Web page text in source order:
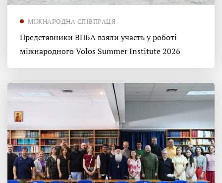
МІЖНАРОДНА СПІВПРАЦЯ
Представники ВПБА взяли участь у роботі
міжнародного Volos Summer Institute 2026